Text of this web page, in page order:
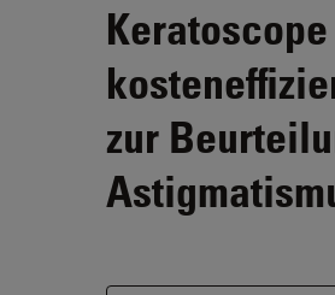
Keratoscope
zur